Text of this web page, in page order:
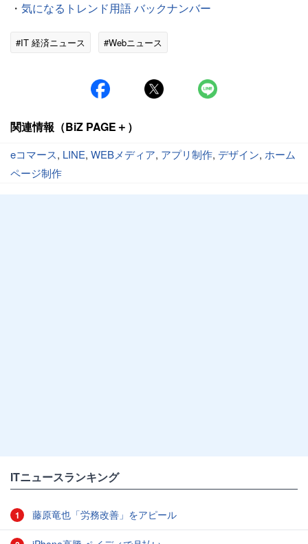
・ 気になるトレンド用語 バックナンバー
#IT 経済ニュース #Webニュース
関連情報（BiZ PAGE＋）
eコマース, LINE, WEBメディア, アプリ制作, デザイン, ホーム
ページ制作
ITニュースランキング
1 藤原竜也「労務改善」をアピール